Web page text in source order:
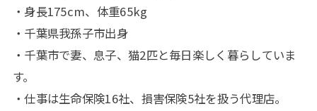
・身長175cm、体重65kg
・千葉県我孫子市出身
・千葉市で妻、息子、猫2匹と毎日楽しく暮らしていま
す。
・仕事は生命保険16社、損害保険5社を扱う代理店。